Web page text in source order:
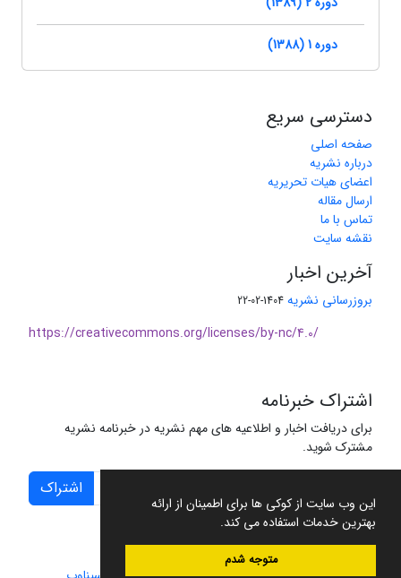
این وب سایت از کوکی ها برای اطمینان از ارائه
بهترین خدمات استفاده می کند.
متوجه شدم
دوره 1 (1388)
دسترسی سریع
صفحه اصلی
درباره نشریه
اعضای هیات تحریریه
ارسال مقاله
تماس با ما
نقشه سایت
آخرین اخبار
بروزرسانی نشریه 1404-02-22
https://creativecommons.org/licenses/by-nc/4.0/
اشتراک خبرنامه
برای دریافت اخبار و اطلاعیه های مهم نشریه در خبرنامه نشریه
مشترک شوید.
اشتراک